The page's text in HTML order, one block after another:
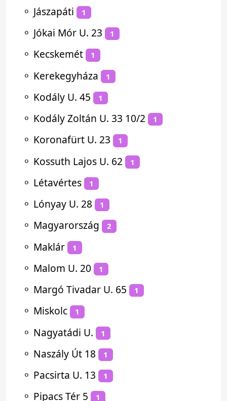
⚬ Jászapáti 1
⚬ Jókai Mór U. 23 1
⚬ Kecskemét 1
⚬ Kerekegyháza 1
⚬ Kodály U. 45 1
⚬ Kodály Zoltán U. 33 10/2 1
⚬ Koronafürt U. 23 1
⚬ Kossuth Lajos U. 62 1
⚬ Létavértes 1
⚬ Lónyay U. 28 1
⚬ Magyarország 2
⚬ Maklár 1
⚬ Malom U. 20 1
⚬ Margó Tivadar U. 65 1
⚬ Miskolc 1
⚬ Nagyatádi U. 1
⚬ Naszály Út 18 1
⚬ Pacsirta U. 13 1
⚬ Pipacs Tér 5 1